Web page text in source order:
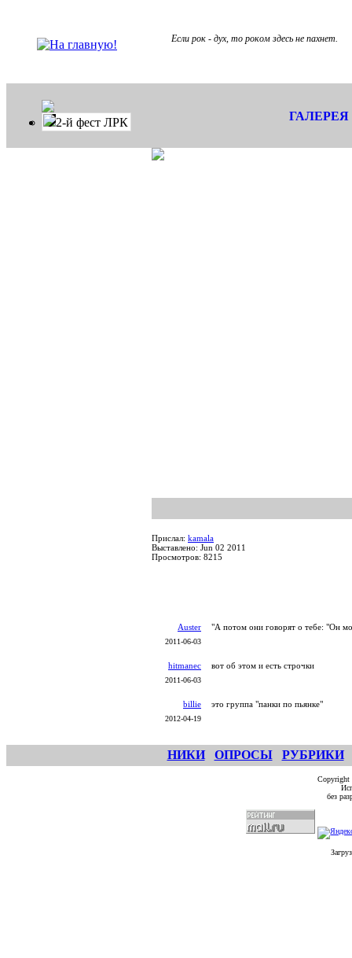
Если рок - дух, то роком здесь не пахнет.
2-й фест ЛРК ГАЛЕРЕЯ
Прислал: kamala
Выставлено: Jun 02 2011
Просмотров: 8215
Auster
2011-06-03
"А потом они говорят о тебе: "Он
hitmanec
2011-06-03
вот об этом и есть строчки
billie
2012-04-19
это группа "панки по пьянке"
НИКИ ОПРОСЫ РУБРИКИ
без